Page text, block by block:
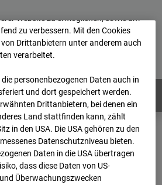
Impressum
Login
Länder
BMTI Werkstatthalle Garching
07 08 12:30
Website zu ermöglichen, sowie um
zu verbessern. Mit den Cookies
Drittanbietern unter anderem auch
verarbeitet.
personenbezogenen Daten auch in
und dort gespeichert werden.
Drittanbietern, bei denen ein
Land stattfinden kann, zählt
in den USA. Die USA gehören zu den
Datenschutzniveau bieten.
Daten in die USA übertragen
dass diese Daten von US-
Überwachungszwecken